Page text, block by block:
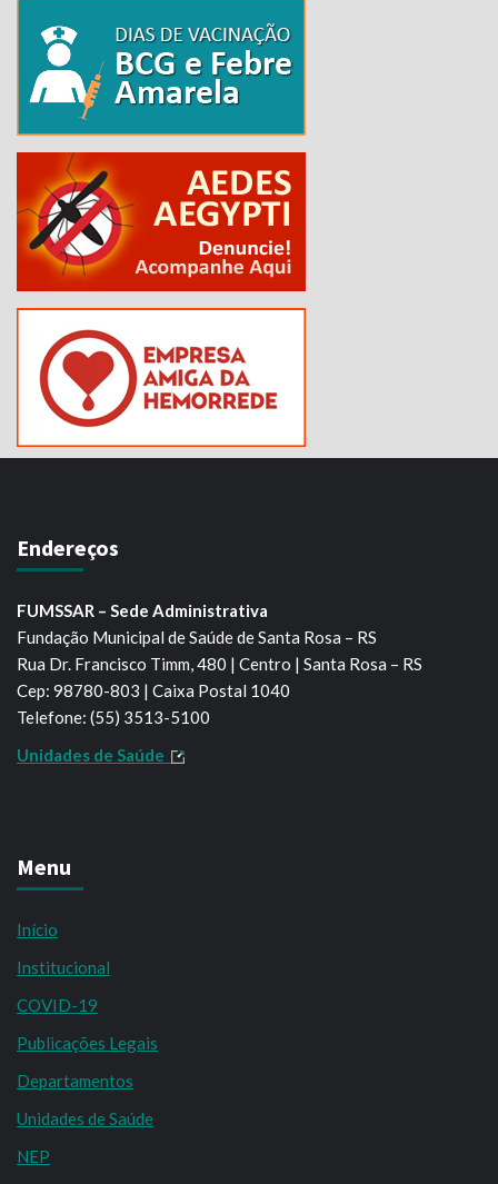
Endereços
FUMSSAR – Sede Administrativa
Fundação Municipal de Saúde de Santa Rosa – RS
Rua Dr. Francisco Timm, 480 | Centro | Santa Rosa – RS
Cep: 98780-803 | Caixa Postal 1040
Telefone: (55) 3513-5100
Unidades de Saúde
Menu
Início
Institucional
COVID-19
Publicações Legais
Departamentos
Unidades de Saúde
NEP